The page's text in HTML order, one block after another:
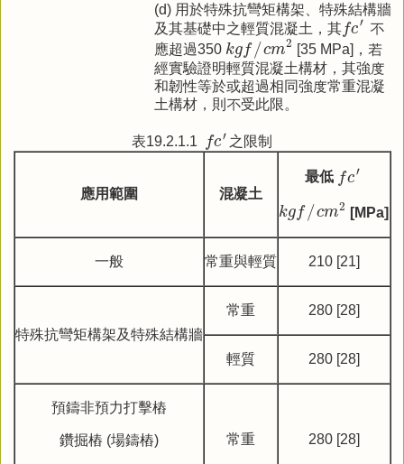
(d) 用於特殊抗彎矩構架、特殊結構牆
及其基礎中之輕質混凝土，其fc′
fc′
不
應超過350 kgf /cm2
kgf/cm2
[35 MPa]，若
經實驗證明輕質混凝土構材，其強度
和韌性等於或超過相同強度常重混凝
土構材，則不受此限。
表19.2.1.1 fc′
c 之限制
應用範圍 混凝土
最低 fc′
c
kgf /cm2
k f/ c 2
[MPa]
一般 常重與輕質 210 [21]
特殊抗彎矩構架及特殊結構牆
常重 280 [28]
輕質 280 [28]
預鑄非預力打擊樁
鑽掘樁 (場鑄樁) 常重 280 [28]